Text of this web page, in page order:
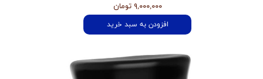
۹,۰۰۰,۰۰۰ تومان
افزودن به سبد خرید